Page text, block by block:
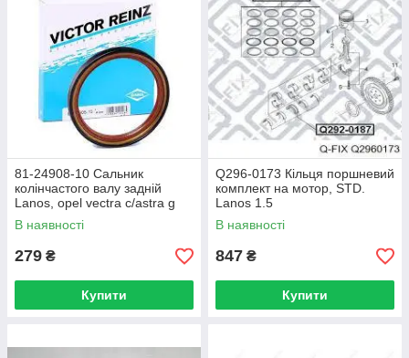
81-24908-10 Сальник
колінчастого валу задній
Lanos, opel vectra c/astra g
07- (13s/c14nz) (reinz)
В наявності
279 ₴
Купити
Q296-0173 Кільця поршневий
комплект на мотор, STD.
Lanos 1.5
В наявності
847 ₴
Купити